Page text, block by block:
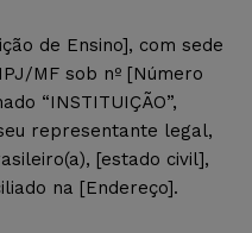
de Ensino], com sede
MF sob nº [Número
“INSTITUIÇÃO”,
representante legal,
[estado civil],
na [Endereço].